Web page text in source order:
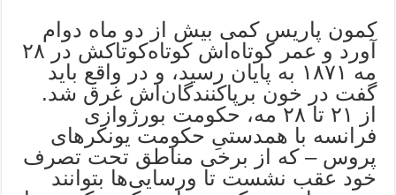
کمون پاریس کمی بیش از دو ماه دوام
آورد و عمر کوتاه‌اش کوتاه‌کوتاکش در ۲۸
مه ۱۸۷۱ به پایان رسید، و در واقع باید
گفت در خون برپاکنندگان‌اش غرق شد.
از ۲۱ تا ۲۸ مه، حکومت بورژوازی
فرانسه با همدستیِ حکومت یونکرهای
پروس – که از برخی مناطق تحت تصرف
خود عقب نشست تا ورسایی‌ها بتوانند